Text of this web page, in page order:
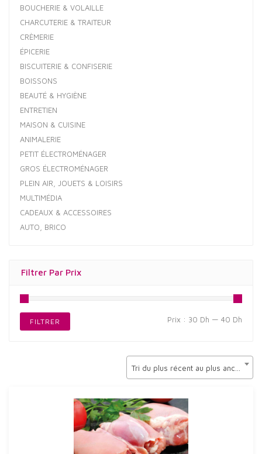
BOUCHERIE & VOLAILLE
CHARCUTERIE & TRAITEUR
CRÈMERIE
ÉPICERIE
BISCUITERIE & CONFISERIE
BOISSONS
BEAUTÉ & HYGIÈNE
ENTRETIEN
MAISON & CUISINE
ANIMALERIE
PETIT ÉLECTROMÉNAGER
GROS ÉLECTROMÉNAGER
PLEIN AIR, JOUETS & LOISIRS
MULTIMÉDIA
CADEAUX & ACCESSOIRES
AUTO, BRICO
Filtrer Par Prix
FILTRER Prix : 30 Dh — 40 Dh